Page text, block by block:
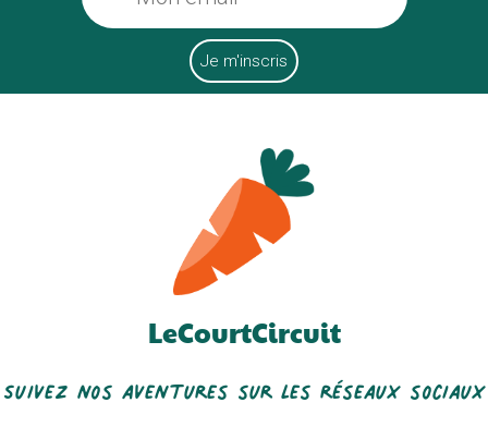
LeCourtCircuit
Suivez nos aventures sur les réseaux sociaux